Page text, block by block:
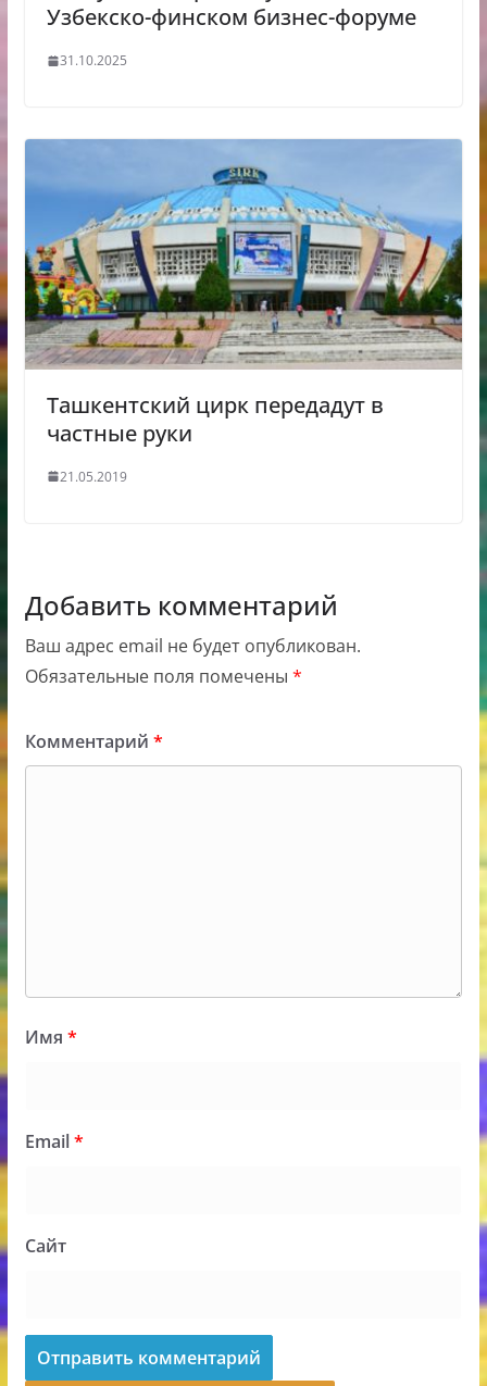
Узбекско-финском бизнес-форуме
31.10.2025
Ташкентский цирк передадут в
частные руки
21.05.2019
Добавить комментарий
Ваш адрес email не будет опубликован.
Обязательные поля помечены *
Комментарий *
Имя *
Email*
Сайт